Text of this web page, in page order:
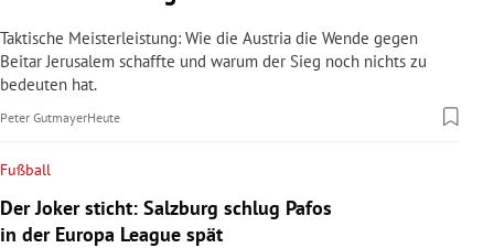
Taktische Meisterleistung: Wie die Austria die Wende gegen
Beitar Jerusalem schaffte und warum der Sieg noch nichts zu
bedeuten hat.
Peter GutmayerHeute
Fußball
Der Joker sticht: Salzburg schlug Pafos
in der Europa League spät